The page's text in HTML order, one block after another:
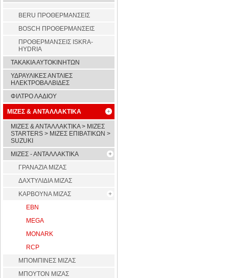
BERU ΠΡΟΘΕΡΜΑΝΣΕΙΣ
BOSCH ΠΡΟΘΕΡΜΑΝΣΕΙΣ
ΠΡΟΘΕΡΜΑΝΣΕΙΣ ISKRA-
HYDRIA
ΤΑΚΑΚΙΑ ΑΥΤΟΚΙΝΗΤΩΝ
ΥΔΡΑΥΛΙΚΕΣ ΑΝΤΛΙΕΣ
ΗΛΕΚΤΡΟΒΑΛΒΙΔΕΣ
ΦΙΛΤΡΟ ΛΑΔΙΟΥ
ΜΙΖΕΣ & ΑΝΤΑΛΛΑΚΤΙΚΑ
ΜΙΖΕΣ & ΑΝΤΑΛΛΑΚΤΙΚΑ > ΜΙΖΕΣ
STARTERS > ΜΙΖΕΣ ΕΠΙΒΑΤΙΚΩΝ >
SUZUKI
ΜΙΖΕΣ - ΑΝΤΑΛΛΑΚΤΙΚΑ
ΓΡΑΝΑΖΙΑ ΜΙΖΑΣ
ΔΑΧΤΥΛΙΔΙΑ ΜΙΖΑΣ
ΚΑΡΒΟΥΝΑ ΜΙΖΑΣ
EBN
MEGA
MONARK
RCP
ΜΠΟΜΠΙΝΕΣ ΜΙΖΑΣ
ΜΠΟΥΤΟΝ ΜΙΖΑΣ